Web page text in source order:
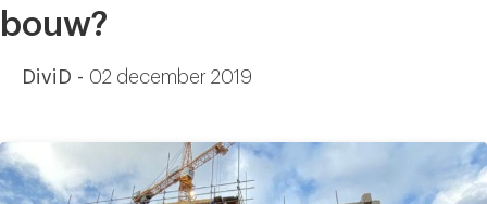
bouw?
DiviD - 02 december 2019